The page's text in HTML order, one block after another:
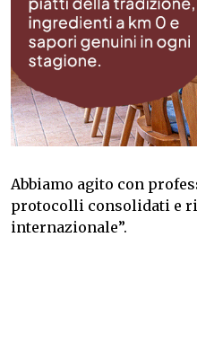
Abbiamo agito con
protocolli consolidati e
internazionale”.